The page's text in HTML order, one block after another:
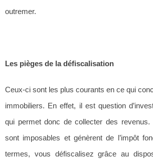
outremer.
Les pièges de la défiscalisation
Ceux-ci sont les plus courants en ce qui
immobiliers. En effet, il est question
qui permet donc de collecter des revenus.
sont imposables et génèrent de l’impôt
termes, vous défiscalisez grâce au